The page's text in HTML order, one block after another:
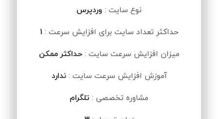
نوع سایت : وردپرس
حداکثر تعداد سایت برای افزایش سرعت : 1
میزان افزایش سرعت سایت :حداکثر ممکن
آموزش افزایش سرعت سایت :ندارد
مشاوره تخصصی : تلگرام